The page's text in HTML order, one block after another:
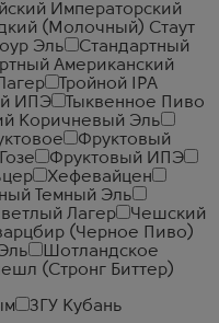
Императорский
(Молочный) Стаут
Эль
Стандартный
Американский
Тройной IPA
ИПЭ
Тыквенное Пиво
Коричневый Эль
Фруктовый
Фруктовый ИПЭ
Хефевайцен
Темный Эль
Лагер
Чешский
(Черное Пиво)
Шотландское
(Стронг Биттер)
ЗГУ Кубань